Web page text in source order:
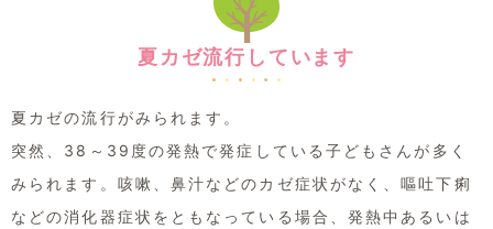
夏カゼ流行しています
夏カゼの流行がみられます。
突然、38～39度の発熱で発症している子どもさんが多く
みられます。咳嗽、鼻汁などのカゼ症状がなく、嘔吐下痢
などの消化器症状をともなっている場合、発熱中あるいは